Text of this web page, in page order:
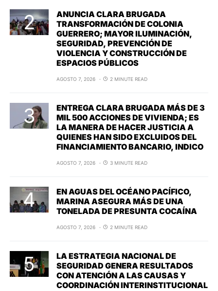
ANUNCIA CLARA BRUGADA
TRANSFORMACIÓN DE COLONIA
GUERRERO; MAYOR ILUMINACIÓN,
SEGURIDAD, PREVENCIÓN DE
VIOLENCIA Y CONSTRUCCIÓN DE
ESPACIOS PÚBLICOS
AGOSTO 7, 2026 2 MINUTE READ
ENTREGA CLARA BRUGADA MÁS DE 3
MIL 500 ACCIONES DE VIVIENDA; ES
LA MANERA DE HACER JUSTICIA A
QUIENES HAN SIDO EXCLUIDOS DEL
FINANCIAMIENTO BANCARIO, INDICO
AGOSTO 7, 2026 3 MINUTE READ
EN AGUAS DEL OCÉANO PACÍFICO,
MARINA ASEGURA MÁS DE UNA
TONELADA DE PRESUNTA COCAÍNA
AGOSTO 7, 2026 2 MINUTE READ
LA ESTRATEGIA NACIONAL DE
SEGURIDAD GENERA RESULTADOS
CON ATENCIÓN A LAS CAUSAS Y
COORDINACIÓN INTERINSTITUCIONAL